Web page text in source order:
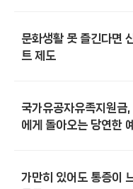
문화생활 못 즐긴다면
트 제도
국가유공자유족지원금
에게 돌아오는 당연한
가만히 있어도 통증이